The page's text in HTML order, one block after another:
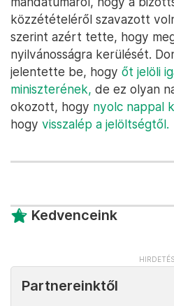
közzétételéről szavazott
szerint azért tette, hogy
nyilvánosságra kerülését.
jelentette be, hogy őt jelöli
miniszterének, de ez olyan
okozott, hogy nyolc nappal
hogy visszalép a jelöltségtől.
Kedvenceink
Partnereinktől